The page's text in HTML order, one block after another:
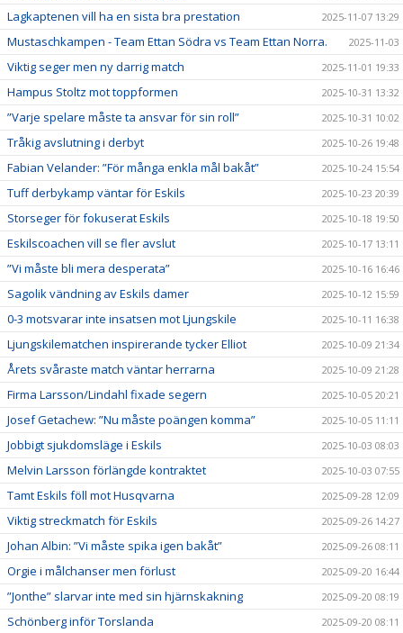
Lagkaptenen vill ha en sista bra prestation 2025-11-07 13:29
Mustaschkampen - Team Ettan Södra vs Team Ettan Norra. 2025-11-03
Viktig seger men ny darrig match 2025-11-01 19:33
Hampus Stoltz mot toppformen 2025-10-31 13:32
”Varje spelare måste ta ansvar för sin roll” 2025-10-31 10:02
Tråkig avslutning i derbyt 2025-10-26 19:48
Fabian Velander: ”För många enkla mål bakåt” 2025-10-24 15:54
Tuff derbykamp väntar för Eskils 2025-10-23 20:39
Storseger för fokuserat Eskils 2025-10-18 19:50
Eskilscoachen vill se fler avslut 2025-10-17 13:11
”Vi måste bli mera desperata” 2025-10-16 16:46
Sagolik vändning av Eskils damer 2025-10-12 15:59
0-3 motsvarar inte insatsen mot Ljungskile 2025-10-11 16:38
Ljungskilematchen inspirerande tycker Elliot 2025-10-09 21:34
Årets svåraste match väntar herrarna 2025-10-09 21:28
Firma Larsson/Lindahl fixade segern 2025-10-05 20:21
Josef Getachew: ”Nu måste poängen komma” 2025-10-05 11:11
Jobbigt sjukdomsläge i Eskils 2025-10-03 08:03
Melvin Larsson förlängde kontraktet 2025-10-03 07:55
Tamt Eskils föll mot Husqvarna 2025-09-28 12:09
Viktig streckmatch för Eskils 2025-09-26 14:27
Johan Albin: ”Vi måste spika igen bakåt” 2025-09-26 08:11
Orgie i målchanser men förlust 2025-09-20 16:44
”Jonthe” slarvar inte med sin hjärnskakning 2025-09-20 08:19
Schönberg inför Torslanda 2025-09-20 08:11